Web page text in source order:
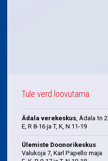
Tule verd loovutama
Ädala verekeskus, Ädala tn 2
E, R 8-16 ja T, K, N 11-19
Ülemiste Doonorikeskus
Valukoja 7, Karl Papello maja